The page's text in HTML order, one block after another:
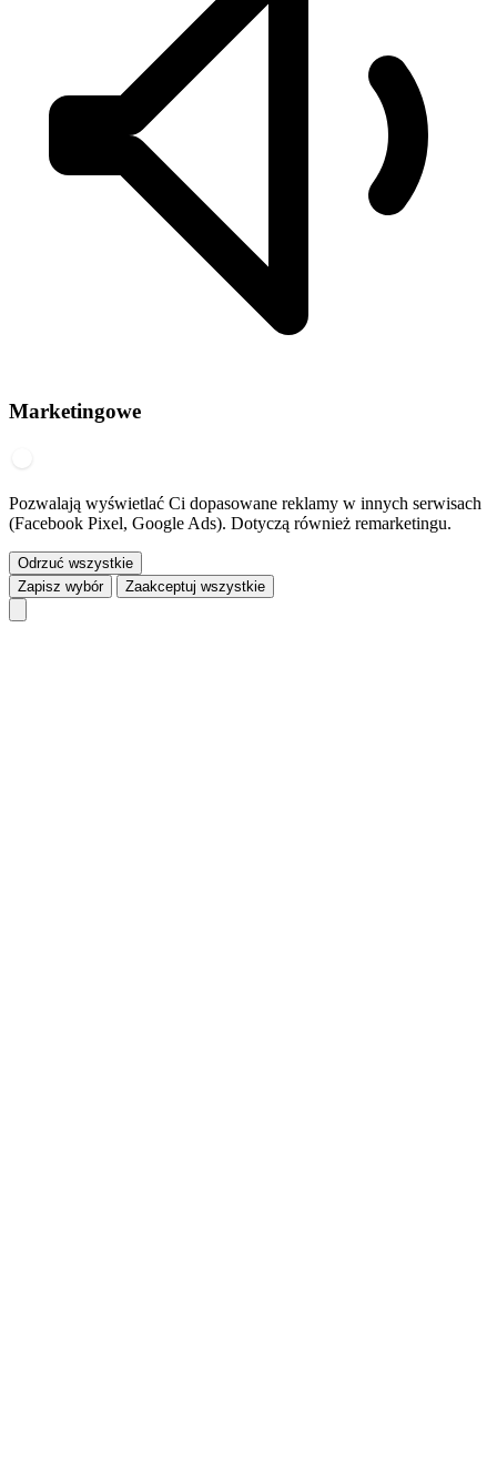
Marketingowe
Pozwalają wyświetlać Ci dopasowane reklamy w innych serwisach
(Facebook Pixel, Google Ads). Dotyczą również remarketingu.
Odrzuć wszystkie
Zapisz wybór
Zaakceptuj wszystkie